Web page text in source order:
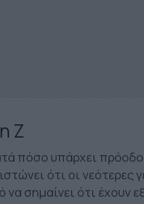
Z
πόσο υπάρχει
ότι οι νεότερες
σημαίνει ότι έχουν